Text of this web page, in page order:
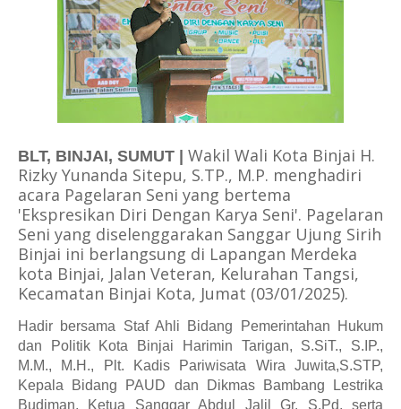
BLT, BINJAI, SUMUT | Wakil Wali Kota Binjai H.
Rizky Yunanda Sitepu, S.TP., M.P. menghadiri
acara Pagelaran Seni yang bertema
'Ekspresikan Diri Dengan Karya Seni'. Pagelaran
Seni yang diselenggarakan Sanggar Ujung Sirih
Binjai ini berlangsung di Lapangan Merdeka
kota Binjai, Jalan Veteran, Kelurahan Tangsi,
Kecamatan Binjai Kota, Jumat (03/01/2025).
Hadir bersama Staf Ahli Bidang Pemerintahan Hukum
dan Politik Kota Binjai Harimin Tarigan, S.SiT., S.IP.,
M.M., M.H., Plt. Kadis Pariwisata Wira Juwita,S.STP,
Kepala Bidang PAUD dan Dikmas Bambang Lestrika
Budiman, Ketua Sanggar Abdul Jalil Gr. S.Pd, serta